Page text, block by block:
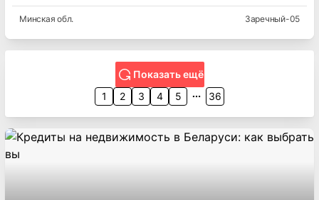
Минская обл. Заречный-05
Показать ещё
1
2 3 4 5 36